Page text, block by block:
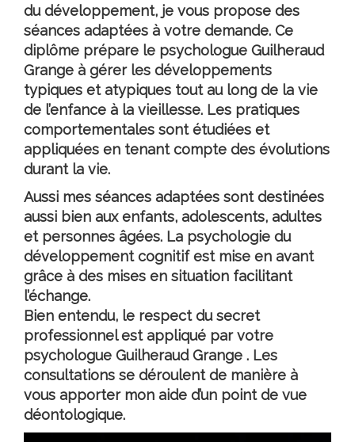
du développement, je vous propose des
séances adaptées à votre demande. Ce
diplôme prépare le psychologue Guilheraud
Grange à gérer les développements
typiques et atypiques tout au long de la vie
de l’enfance à la vieillesse. Les pratiques
comportementales sont étudiées et
appliquées en tenant compte des évolutions
durant la vie.
Aussi mes séances adaptées sont destinées
aussi bien aux enfants, adolescents, adultes
et personnes âgées. La psychologie du
développement cognitif est mise en avant
grâce à des mises en situation facilitant
l’échange.
Bien entendu, le respect du secret
professionnel est appliqué par votre
psychologue Guilheraud Grange . Les
consultations se déroulent de manière à
vous apporter mon aide d’un point de vue
déontologique.